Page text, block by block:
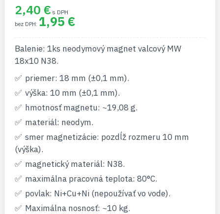
2,40 €
1,95 €
Balenie: 1ks neodymový magnet valcový MW
18x10 N38.
priemer: 18 mm (±0,1 mm).
výška: 10 mm (±0,1 mm).
hmotnosť magnetu: ~19,08 g.
materiál: neodym.
smer magnetizácie: pozdĺž rozmeru 10 mm
(výška).
magnetický materiál: N38.
maximálna pracovná teplota: 80°C.
povlak: Ni+Cu+Ni (nepoužívať vo vode).
Maximálna nosnosť: ~10 kg.